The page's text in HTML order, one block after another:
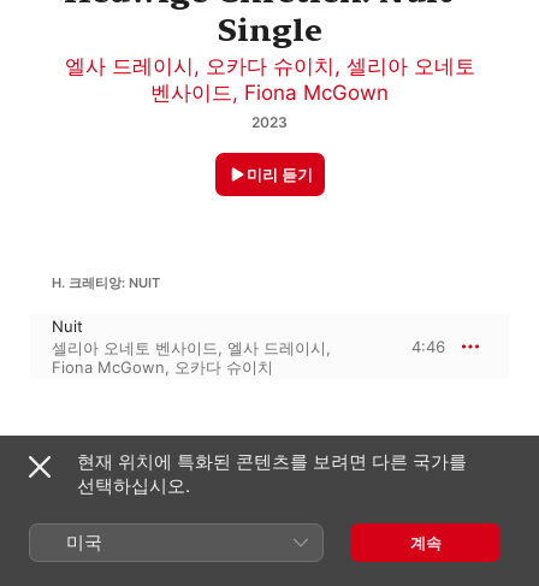
Single
엘사 드레이시 , 오카다 슈이치 , 셀리아 오네토
벤사이드, Fiona McGown
2023
미리 듣기
H. 크레티앙: NUIT
Nuit
셀리아 오네토 벤사이드, 엘사 드레이시,
Fiona McGown, 오카다 슈이치
4:46
2023년 6월 16일
1개 트랙 · 4분
℗ 2022 La Boite à Pépites
음반 회사
La Boîte à Pépites
현재 위치에 특화된 콘텐츠를 보려면 다른 국가를
선택하십시오.
미국 계속